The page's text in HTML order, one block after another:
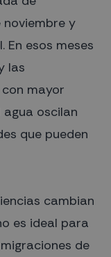
y
esos meses
las
mayor
oscilan
que pueden
cambian
es ideal para
de